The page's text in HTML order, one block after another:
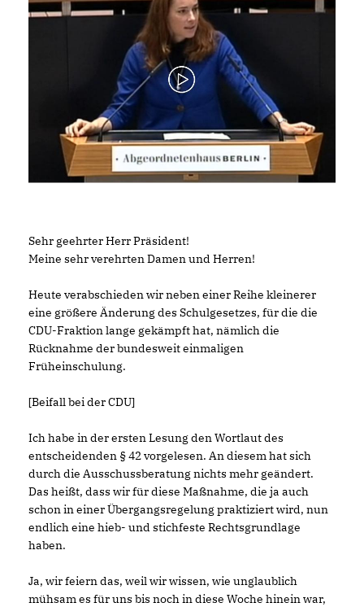
Sehr geehrter Herr Präsident!
Meine sehr verehrten Damen und Herren!
Heute verabschieden wir neben einer Reihe kleinerer
eine größere Änderung des Schulgesetzes, für die die
CDU-Fraktion lange gekämpft hat, nämlich die
Rücknahme der bundesweit einmaligen
Früheinschulung.
[Beifall bei der CDU]
Ich habe in der ersten Lesung den Wortlaut des
entscheidenden § 42 vorgelesen. An diesem hat sich
durch die Ausschussberatung nichts mehr geändert.
Das heißt, dass wir für diese Maßnahme, die ja auch
schon in einer Übergangsregelung praktiziert wird, nun
endlich eine hieb- und stichfeste Rechtsgrundlage
haben.
Ja, wir feiern das, weil wir wissen, wie unglaublich
mühsam es für uns bis noch in diese Woche hinein war,